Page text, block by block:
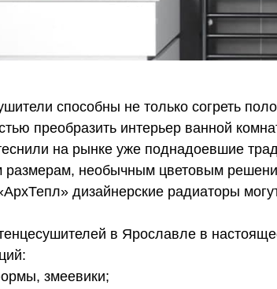
способны не только согреть
преобразить интерьер ванной
на рынке уже поднадоевшие
размерам, необычным цветовым
дизайнерские радиаторы
в Ярославле в
змеевики;